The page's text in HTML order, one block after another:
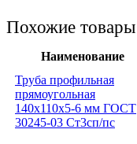
Похожие товары
Наименование
Труба профильная
прямоугольная
140x110x5-6 мм ГОСТ
30245-03 Ст3сп/пс